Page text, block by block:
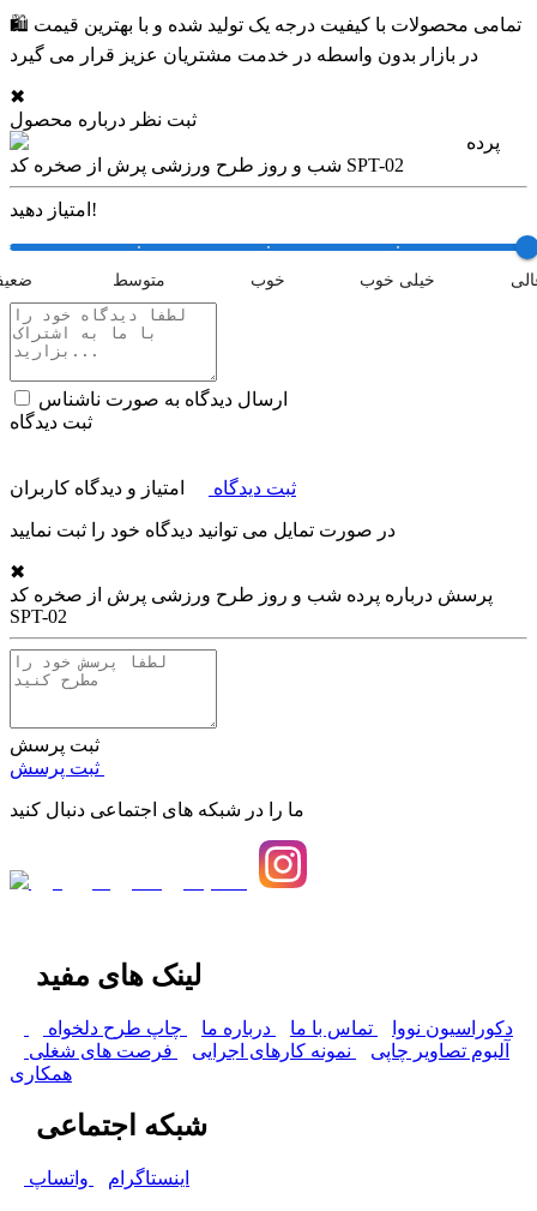
🛍 تمامی محصولات با کیفیت درجه یک تولید شده و با بهترین قیمت
در بازار بدون واسطه در خدمت مشتریان عزیز قرار می گیرد
✖
ثبت نظر درباره محصول
پرده
شب و روز طرح ورزشی پرش از صخره کد SPT-02
امتیاز دهید!
متوسط خوب خیلی خوب
ارسال دیدگاه به صورت ناشناس
ثبت دیدگاه
ثبت دیدگاه امتیاز و دیدگاه کاربران
در صورت تمایل می توانید دیدگاه خود را ثبت نمایید
✖
پرسش درباره پرده شب و روز طرح ورزشی پرش از صخره کد
SPT-02
ثبت پرسش
ما را در شبکه های اجتماعی دنبال کنید
لینک های مفید
دکوراسیون نووا تماس با ما درباره ما
چاپ طرح دلخواه
آلبوم تصاویر چاپی
نمونه کارهای اجرایی
فرصت های شغلی
همکاری
شبکه اجتماعی
اینستاگرام واتساپ